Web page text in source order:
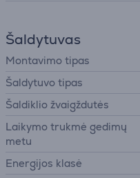
Šaldytuvas
Montavimo tipas
Šaldytuvo tipas
Šaldiklio žvaigždutės
Laikymo trukmė gedimų
metu
Energijos klasė